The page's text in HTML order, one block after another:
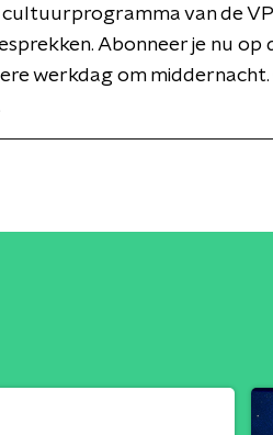
van de
Abonneer je nu
werkdag om